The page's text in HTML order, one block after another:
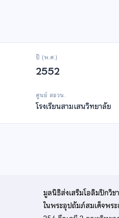
ปี (พ.ศ.)
2552
ศูนย์ สอวน.
โรงเรียนสามเสนวิทยาลัย
มูลนิธิส่งเสริมโอลิมปิกวิ
ในพระอุปถัมภ์สมเด็จพร